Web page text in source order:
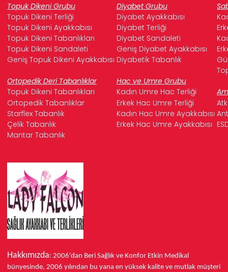
Topuk Dikeni Grubu Diyabet Grubu
Topuk Dikeni Terliği
Diyabet Ayakkabısı
Topuk Dikeni Ayakkabısı
Diyabet Terliği
Topuk Dikeni Tabanlıkları
Diyabet Sandaleti
Topuk Dikeni Sandaleti
Geniş Diyabet Ayakkabısı
Geniş Topuk Dikeni Ayakkabısı Diyabetik Tabanlık
Ortopedik Deri Tabanlıklar
Hac ve Umre Grubu
Topuk Dikeni Tabanlıkları
Kadın Umre Hac Terliği
Ortopedik Tabanlıklar
Erkek Hac Umre Terliği
Starflex Tabanlık
Kadın Hac Umre Ayakkabısı
Çelik Tabanlık
Erkek Hac Umre Ayakkabısı
Mantar Tabanlık
Hakkımızda: 2006'dan Beri Sağlık ve Konfor Etkin Medikal
bünyesinde, 2006 yılından bu yana en yüksek kalite ve mutlak müşteri